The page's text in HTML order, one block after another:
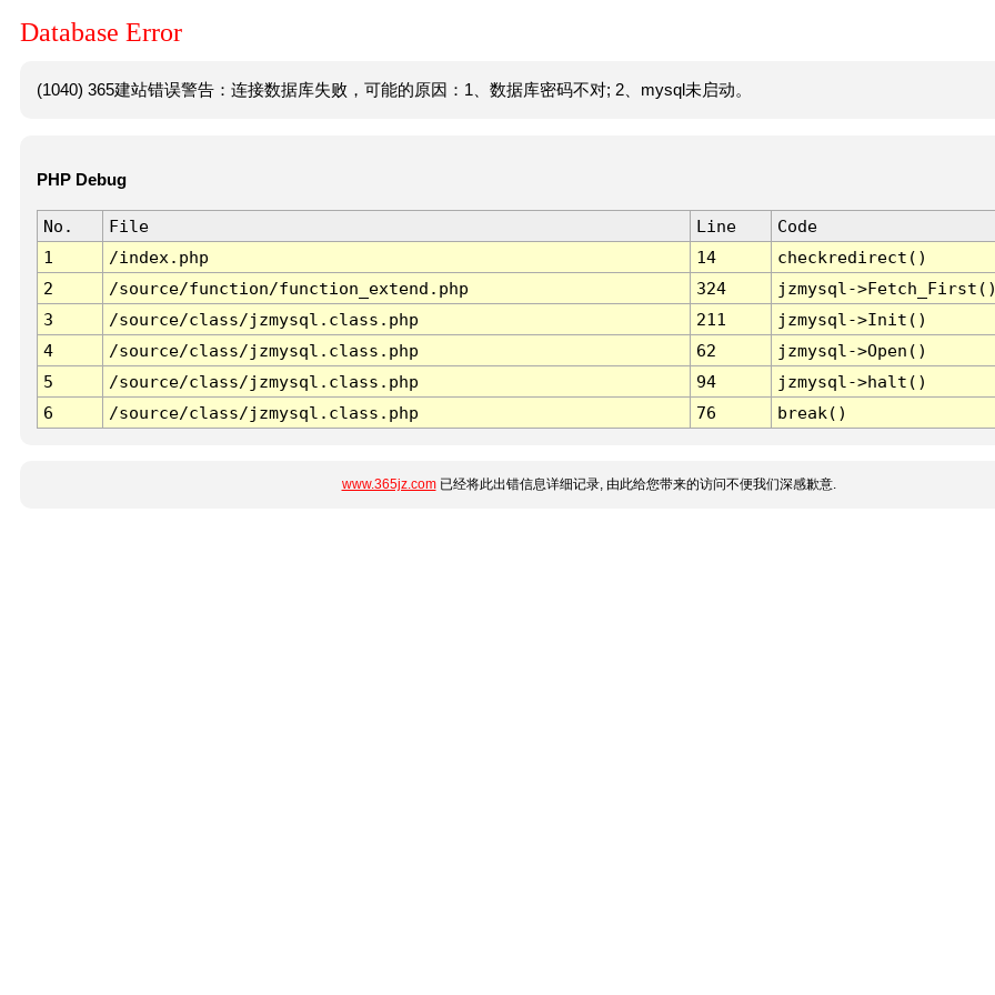
Database Error
(1040) 365建站错误警告：连接数据库失败，可能的原因：1、数据库密码不对; 2、mysql未启动。
PHP Debug
No. File Line
Code
1
/index.php 14
checkredirect()
2
/source/function/function_extend.php 324
jzmysql-
3
/source/class/jzmysql.class.php 211
jzmysql->Init()
4
/source/class/jzmysql.class.php 62
jzmysql->Open()
5
/source/class/jzmysql.class.php 94
jzmysql->halt()
6
/source/class/jzmysql.class.php 76 break()
www.365jz.com已经将此出错信息详细记录, 由此给您带来的访问不便我们深感歉意.